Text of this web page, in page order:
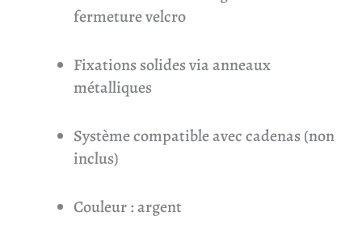
fermeture velcro
Fixations solides via anneaux
métalliques
Système compatible avec cadenas (non
inclus)
Couleur : argent